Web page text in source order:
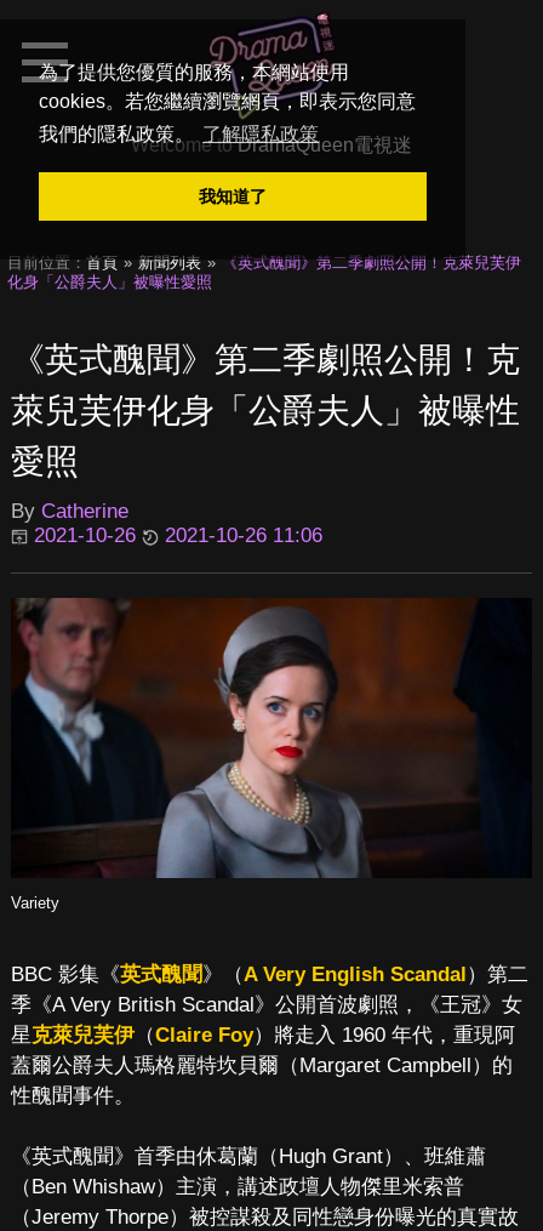
為了提供您優質的服務，本網站使用
cookies。若您繼續瀏覽網頁，即表示您同意
我們的隱私政策。
了解隱私政策
我知道了
Welcome toDramaQueen電視迷
目前位置： 首頁 新聞列表
《英式醜聞》第二季劇照公開！克萊兒芙伊
化身「公爵夫人」被曝性愛照
《英式醜聞》第二季劇照公開！克
萊兒芙伊化身「公爵夫人」被曝性
愛照
By Catherine
2021-10-26
2021-10-26 11:06
Variety
BBC 影集《英式醜聞》（A Very English Scandal ）第二
季《A Very British Scandal》公開首波劇照，《王冠》女
星克萊兒芙伊（Claire Foy）將走入 1960 年代，重現阿
蓋爾公爵夫人瑪格麗特坎貝爾（Margaret Campbell）的
性醜聞事件。
《英式醜聞》首季由休葛蘭（Hugh Grant）、班維蕭
（Ben Whishaw）主演，講述政壇人物傑里米索普
（Jeremy Thorpe）被控謀殺及同性戀身份曝光的真實故